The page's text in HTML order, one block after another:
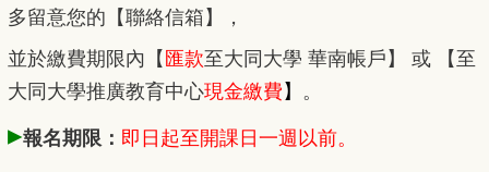
多留意您的【聯絡信箱】，
並於繳費期限內 【 匯款至大同大學 華南帳戶】 或 【至
大同大學推廣教育中心現金繳費 】 。
▸報名期限： 即日起至開課日一週以前。